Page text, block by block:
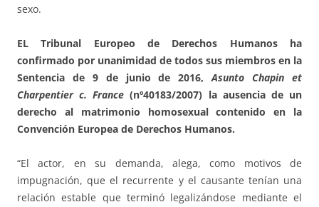
sexo.
EL Tribunal Europeo de Derechos Humanos ha
confirmado por unanimidad de todos sus miembros en la
Sentencia de 9 de junio de 2016,Asunto Chapin et
Charpentier c. France(nº40183/2007) la ausencia de un
derecho al matrimonio homosexual contenido en la
Convención Europea de Derechos Humanos.
“El actor, en su demanda, alega, como motivos de
impugnación, que el recurrente y el causante tenían una
relación estable que terminó legalizándose mediante el